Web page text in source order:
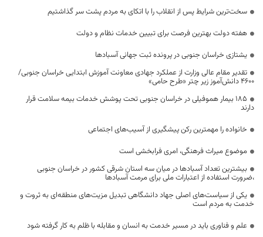
سخت‌ترین شرایط پس از انقلاب را با اتکای به مردم پشت سر گذاشتیم
هفته دولت بهترین فرصت برای تبیین خدمات نظام و دولت
یشتازی خراسان جنوبی در پرونده ثبت جهانی آسبادها
تقدیر مقام عالی وزارت از عملکرد جهادی معاونت آموزش ابتدایی خراسان جنوبی/
۴۶۰۰ دانش‌آموز زیر چتر «طرح حامی»
۱۸۵ بیمار هموفیلی در خراسان جنوبی تحت پوشش خدمات بیمه سلامت قرار
دارند
خانواده را مهمترین رکن پیشگیری از آسیب‌های اجتماعی
موضوع میراث فرهنگی، امری فرابخشی است
بیشترین تعداد آسبادها در میان سه استان شرقی کشور در خراسان جنوبی
،ضرورت استفاده از اعتبارات ملی برای مرمت آسبادها
یکی از سیاست‌های اصلی جهاد دانشگاهی تبدیل مزیت‌های منطقه‌ای به ثروت و
خدمت به مردم است
علم و فناوری باید در مسیر خدمت به انسان و مقابله با ظلم به کار گرفته شود